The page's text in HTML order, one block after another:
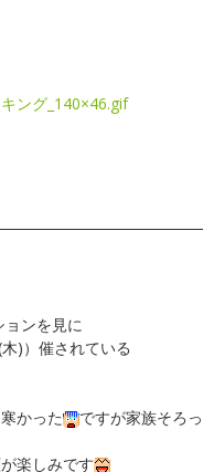
ンを見に
)）催されている
ですが家族そろっ
楽しみです